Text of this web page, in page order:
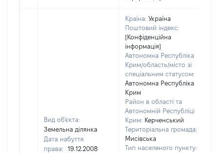
Вид об'єкта:
Земельна ділянка
Дата набуття
права:
19.12.2008
Країна: Україна
Поштовий індекс:
[Конфіденційна
інформація]
Автономна Республіка
Крим/область/місто зі
спеціальним статусом:
Автономна Республіка
Крим
Район в області та
Автономній Республіці
Крим: Керченський
Територіальна громада:
Мисівська
Тип населеного пункту: